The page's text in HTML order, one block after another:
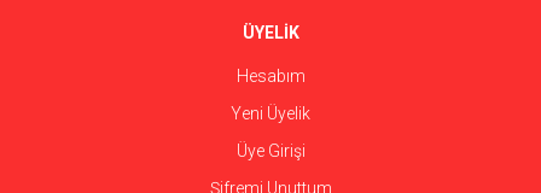
ÜYELİK
Hesabım
Yeni Üyelik
Üye Girişi
Şifremi Unuttum